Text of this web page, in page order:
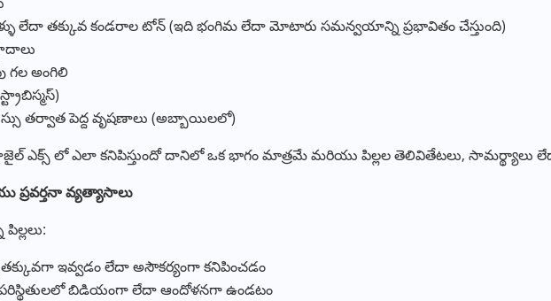
లేదా తక్కువ కండరాల టోన్ (ఇది భంగిమ లేదా మోటారు సమన్వయాన్ని ప్రభావితం చేస్తుంది)
గల అంగిలి
తర్వాత పెద్ద వృషణాలు (అబ్బాయిలలో)
ఎక్స్ లో ఎలా కనిపిస్తుందో దానిలో ఒక భాగం మాత్రమే మరియు పిల్లల తెలివితేటలు, సామర్థ్యాలు
ప్రవర్తనావ్యత్యాసాలు
పిల్లలు:
ఇవ్వడం లేదా అసౌకర్యంగా కనిపించడం
బిడియంగా లేదా ఆందోళనగా ఉండటం